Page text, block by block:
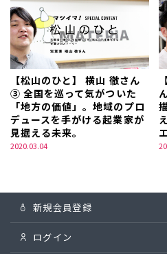
【松山のひと】 横山 徹さん
③ 全国を巡って気がついた
「地方の価値」。地域のプロ
デュースを手がける起業家が
見据える未来。
2020.03.04
新規会員登録
ログイン